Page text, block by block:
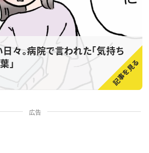
々。病院で言われた「気持ち
」
広告